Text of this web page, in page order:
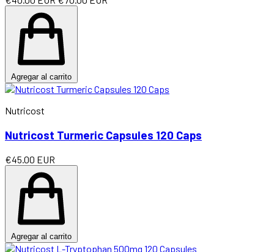
Agregar al carrito
Nutricost
Nutricost Turmeric Capsules 120 Caps
€45.00 EUR
Agregar al carrito